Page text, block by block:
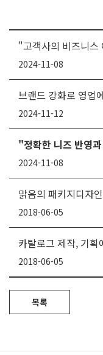
"고객사의 비즈니스
2024-11-08
2024-11-12
2024-11-08
맑음의 패키지디자
2018-06-05
카탈로그 제작, 기
2018-06-05
목록